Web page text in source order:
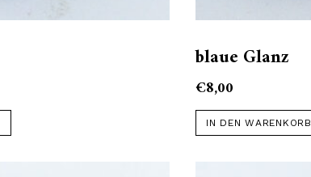
blaue Glanz
€8,00
IN DEN WARENKORB